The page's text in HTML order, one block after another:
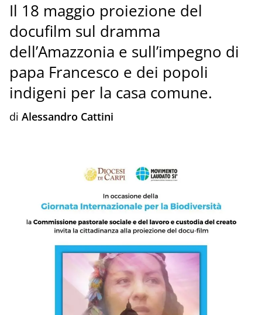
Il 18 maggio proiezione del
docufilm sul dramma
dell’Amazzonia e sull’impegno di
papa Francesco e dei popoli
indigeni per la casa comune.
di Alessandro Cattini